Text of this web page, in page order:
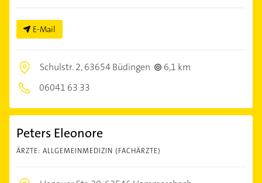
E-Mail
Schulstr. 2,63654 Büdingen
6,1 km
06041 63 33
Peters Eleonore
ÄRZTE: ALLGEMEINMEDIZIN (FACHÄRZTE)